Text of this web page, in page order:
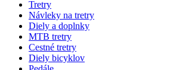
Tretry
Návleky na tretry
Diely a doplnky
MTB tretry
Cestné tretry
Diely bicyklov